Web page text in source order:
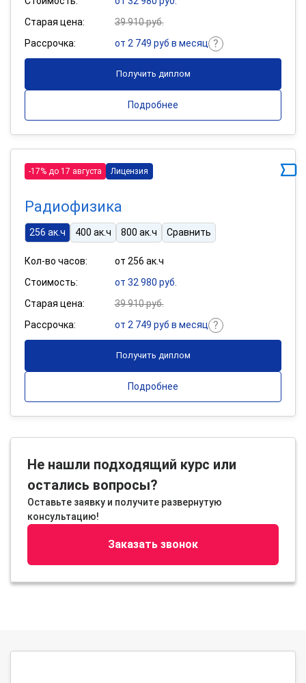
Старая цена:
39 910 руб.
Рассрочка:
от 2 749 руб в месяц
Получить диплом
Подробнее
-17% до 17 августа Лицензия
Радиофизика
256 ак.ч 400 ак.ч 800 ак.ч Сравнить
Кол-во часов:
от 256 ак.ч
Стоимость:
от 32 980 руб.
Старая цена:
39 910 руб.
Рассрочка:
от 2 749 руб в месяц
Получить диплом
Подробнее
Не нашли подходящий курс или
остались вопросы?
Оставьте заявку и получите развернутую
консультацию!
Заказать звонок